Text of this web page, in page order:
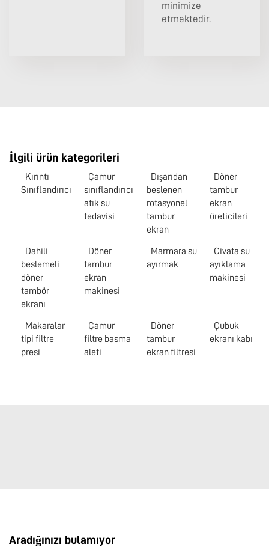
minimize
etmektedir.
İlgili ürün kategorileri
Kırıntı
Sınıflandırıcı
Çamur
sınıflandırıcı
atık su
tedavisi
Dışarıdan
beslenen
rotasyonel
tambur
ekran
Döner
tambur
ekran
üreticileri
Dahili
beslemeli
döner
tambör
ekranı
Döner
tambur
ekran
makinesi
Marmara su
ayırmak
Civata su
ayıklama
makinesi
Makaralar
tipi filtre
presi
Çamur
filtre basma
aleti
Döner
tambur
ekran filtresi
Çubuk
ekranı kabı
Aradığınızı bulamıyor